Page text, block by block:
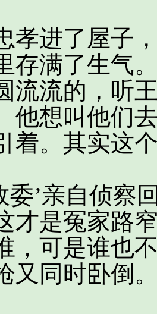
进了屋子，
存满了生气
流流的，听
他想叫他们
着。其实这
’亲自侦察
才是冤家路
，可是谁也
又同时卧倒